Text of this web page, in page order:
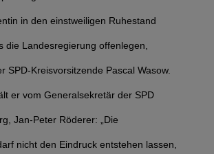
in den einstweiligen Ruhestand
die Landesregierung offenlegen,
SPD-Kreisvorsitzende Pascal Wasow.
er vom Generalsekretär der SPD
Jan-Peter Röderer: „Die
nicht den Eindruck entstehen lassen,